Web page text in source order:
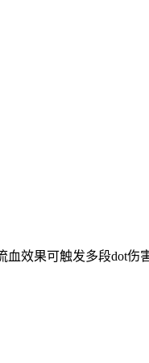
效果可触发多段dot伤